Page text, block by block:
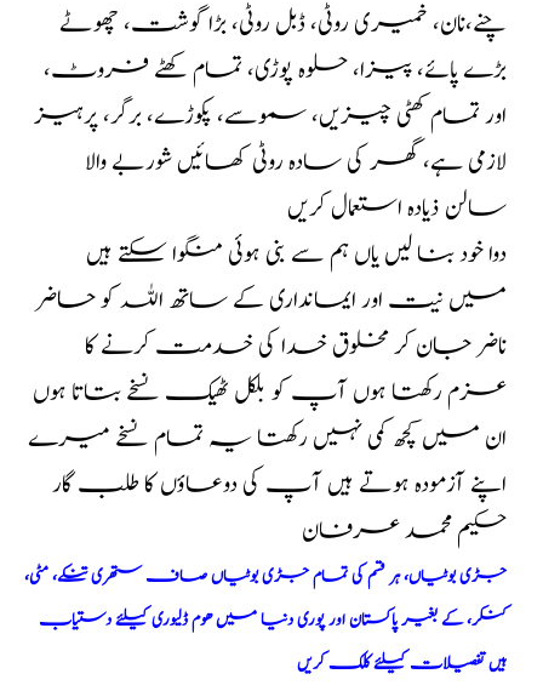
چنے،نان، خمیری روٹی، ڈبل روٹی، بڑا گوشت، چھوٹے
بڑے پائے، پیزا، حلوہ پوڑی، تمام کھٹے فروٹ،
اور تمام کھٹی چیزیں، سموسے، پکوڑے، برگر، پرہیز
لازمی ہے، گھر کی سادہ روٹی کھائیں شوربے والا
سالن ذیادہ استعمال کریں
دوا خود بنا لیں یاں ہم سے بنی ہوئی منگوا سکتے ہیں
میں نیت اور ایمانداری کے ساتھ اللہ کو حاضر
ناضر جان کر مخلوق خدا کی خدمت کرنے کا
عزم رکھتا ہوں آپ کو بلکل ٹھیک نسخے بتاتا ہوں
ان میں کچھ کمی نہیں رکھتا یہ تمام نسخے میرے
اپنے آزمودہ ہوتے ہیں آپ کی دوعاؤں کا طلب گار
حکیم محمد عرفان
جڑی بوٹیاں، ہر قسم کی تمام جڑی بوٹیاں صاف ستھری تنکے، مٹی،
کنکر، کے بغیر پاکستان اور پوری دنیا میں ھوم ڈلیوری کیلئے دستیاب
ہیں تفصیلات کیلئے کلک کریں